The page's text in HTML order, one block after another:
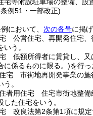
例51・一部改正)
において、 次の各号に掲
公営住宅、再開発住宅、
いう。
低額所得者に賃貸し、又
に係るものに限る。)を行っ
宅 市街地再開発事業の施
。
者用住宅 住宅市街地整備
した住宅をいう。
改良法第2条第1項に規定